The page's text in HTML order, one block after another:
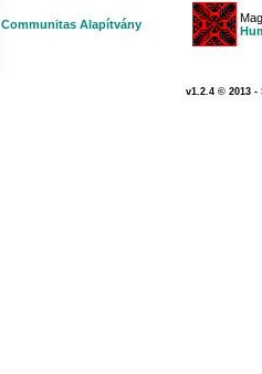
Communitas Alapítvány
v1.2.4 © 2013